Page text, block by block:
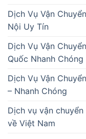
Dịch Vụ Vận
Nội Uy Tín
Dịch Vụ Vận
Quốc Nhanh Chóng
Dịch Vụ Vận
– Nhanh Chóng
Dịch vụ vận
về Việt Nam